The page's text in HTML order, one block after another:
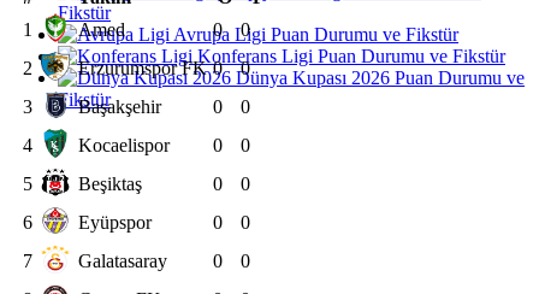
Fikstür
Avrupa Ligi Puan Durumu ve Fikstür
Konferans Ligi Puan Durumu ve Fikstür
Dünya Kupası 2026 Puan Durumu ve
Fikstür
1
Amed 0
0
2
Erzurumspor FK 0
0
3
Başakşehir 0
0
4
Kocaelispor 0
0
5
Beşiktaş 0
0
6
Eyüpspor 0
0
7
Galatasaray 0
0